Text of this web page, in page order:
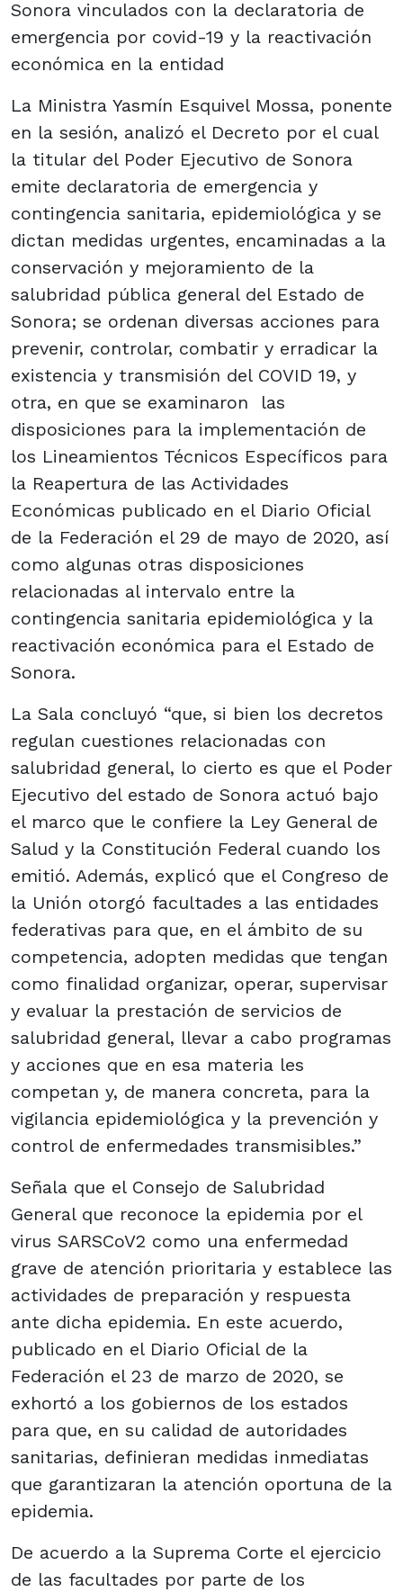
Sonora vinculados con la declaratoria de
emergencia por covid-19 y la reactivación
económica en la entidad
La Ministra Yasmín Esquivel Mossa, ponente
en la sesión, analizó el Decreto por el cual
la titular del Poder Ejecutivo de Sonora
emite declaratoria de emergencia y
contingencia sanitaria, epidemiológica y se
dictan medidas urgentes, encaminadas a la
conservación y mejoramiento de la
salubridad pública general del Estado de
Sonora; se ordenan diversas acciones para
prevenir, controlar, combatir y erradicar la
existencia y transmisión del COVID 19, y
otra, en que se examinaron las
disposiciones para la implementación de
los Lineamientos Técnicos Específicos para
la Reapertura de las Actividades
Económicas publicado en el Diario Oficial
de la Federación el 29 de mayo de 2020, así
como algunas otras disposiciones
relacionadas al intervalo entre la
contingencia sanitaria epidemiológica y la
reactivación económica para el Estado de
Sonora.
La Sala concluyó “que, si bien los decretos
regulan cuestiones relacionadas con
salubridad general, lo cierto es que el Poder
Ejecutivo del estado de Sonora actuó bajo
el marco que le confiere la Ley General de
Salud y la Constitución Federal cuando los
emitió. Además, explicó que el Congreso de
la Unión otorgó facultades a las entidades
federativas para que, en el ámbito de su
competencia, adopten medidas que tengan
como finalidad organizar, operar, supervisar
y evaluar la prestación de servicios de
salubridad general, llevar a cabo programas
y acciones que en esa materia les
competan y, de manera concreta, para la
vigilancia epidemiológica y la prevención y
control de enfermedades transmisibles.”
Señala que el Consejo de Salubridad
General que reconoce la epidemia por el
virus SARSCoV2 como una enfermedad
grave de atención prioritaria y establece las
actividades de preparación y respuesta
ante dicha epidemia. En este acuerdo,
publicado en el Diario Oficial de la
Federación el 23 de marzo de 2020, se
exhortó a los gobiernos de los estados
para que, en su calidad de autoridades
sanitarias, definieran medidas inmediatas
que garantizaran la atención oportuna de la
epidemia.
De acuerdo a la Suprema Corte el ejercicio
de las facultades por parte de los